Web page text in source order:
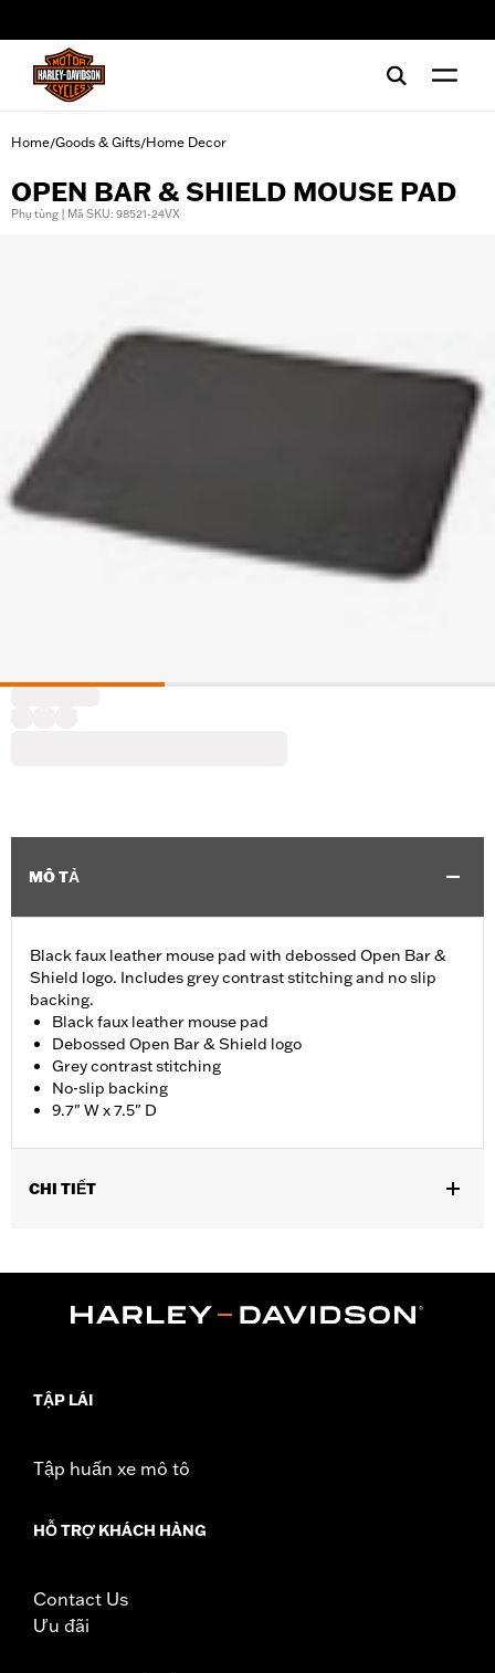
Home/Goods & Gifts/Home Decor
OPEN BAR & SHIELD MOUSE PAD
Phụ tùng | Mã SKU: 98521-24VX
MÔ TẢ
Black faux leather mouse pad with debossed Open Bar &
Shield logo. Includes grey contrast stitching and no slip
backing.
Black faux leather mouse pad
Debossed Open Bar & Shield logo
Grey contrast stitching
No-slip backing
9.7" W x 7.5" D
CHI TIẾT
TẬP LÁI
Tập huấn xe mô tô
HỖ TRỢ KHÁCH HÀNG
Contact Us
Ưu đãi